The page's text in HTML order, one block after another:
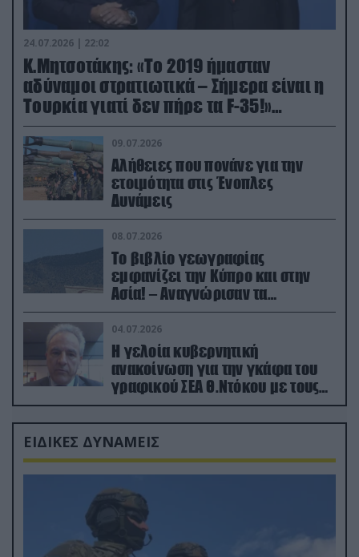
24.07.2026 | 22:02
Κ.Μητσοτάκης: «Το 2019 ήμασταν
αδύναμοι στρατιωτικά – Σήμερα είναι η
Τουρκία γιατί δεν πήρε τα F-35!»
(βίντεο)
09.07.2026
Αλήθειες που πονάνε για την
ετοιμότητα στις Ένοπλες
Δυνάμεις
08.07.2026
Το βιβλίο γεωγραφίας
εμφανίζει την Κύπρο και στην
Ασία! – Αναγνώρισαν τα
κατεχόμενα; (φωτο)
04.07.2026
Η γελοία κυβερνητική
ανακοίνωση για την γκάφα του
γραφικού ΣΕΑ Θ.Ντόκου με τους
Ρώσους φαρσέρ
ΕΙΔΙΚΕΣ ΔΥΝΑΜΕΙΣ